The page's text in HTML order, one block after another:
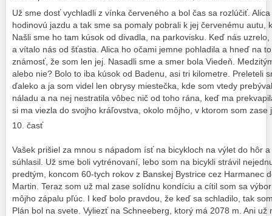
Už sme dosť vychladli z vínka červeného a bol čas sa rozlúčiť.
hodinovú jazdu a tak sme sa pomaly pobrali k jej červenému autu,
Našli sme ho tam kúsok od divadla, na parkovisku. Keď nás
a vítalo nás od šťastia. Alica ho očami jemne pohladila a hneď na
známosť, že som len jej. Nasadli sme a smer bola Viedeň.
alebo nie? Bolo to iba kúsok od Badenu, asi tri kilometre. Preleteli
ďaleko a ja som videl len obrysy miestečka, kde som vtedy
náladu a na nej nestratila vôbec nič od toho rána, keď ma
si ma viezla do svojho kráľovstva, okolo môjho, v ktorom som
časť
Vašek prišiel za mnou s nápadom ísť na bicykloch na výlet do hôr
súhlasil. Už sme boli vytrénovaní, lebo som na bicykli strávil
predtým, koncom 60-tych rokov z Banskej Bystrice cez Harmanec
Martin. Teraz som už mal zase solídnu kondíciu a cítil som sa
môjho zápalu pľúc. I keď bolo pravdou, že keď sa schladilo, tak
Plán bol na svete. Vyliezť na Schneeberg, ktorý má 2078 m. Ani